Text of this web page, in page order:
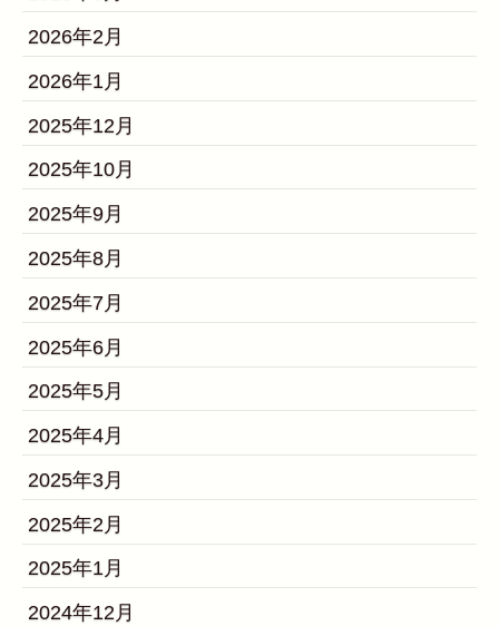
2026年2月
2026年1月
2025年12月
2025年10月
2025年9月
2025年8月
2025年7月
2025年6月
2025年5月
2025年4月
2025年3月
2025年2月
2025年1月
2024年12月